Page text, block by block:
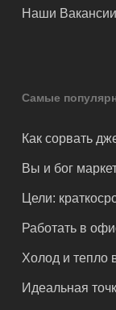
Наши Вакансии
Самые
Как сорвать
Вы и бог
Цели:
Работать в
Холод и тепло
Идеальная